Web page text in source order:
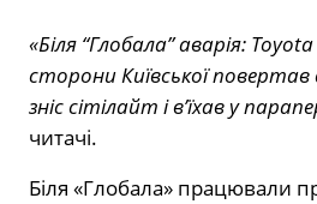
«Біля “Глобала” аварія:
сторони Київської
зніс сітілайт і в’їхав у
читачі.
Біля «Глобала» працювали